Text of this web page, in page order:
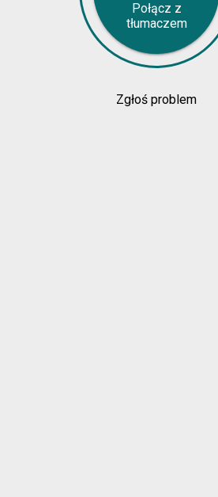
Połącz z
tłumaczem
Zgłoś problem